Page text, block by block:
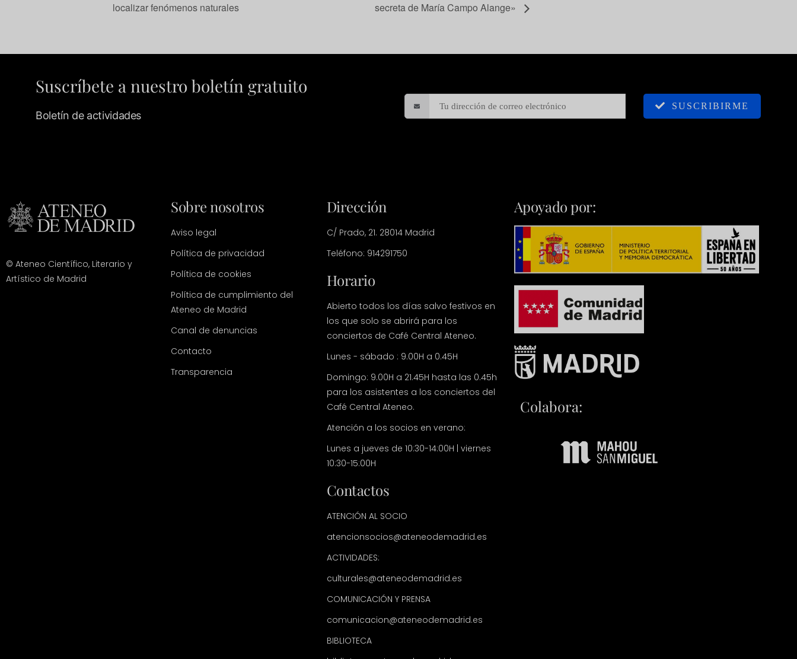
localizar fenómenos naturales
secreta de María Campo Alange»
Suscríbete a nuestro boletín gratuito
Boletín de actividades
SUSCRIBIRME
© Ateneo Científico, Literario y
Artístico de Madrid
Sobre nosotros
Aviso legal
Política de privacidad
Política de cookies
Política de cumplimiento del
Ateneo de Madrid
Canal de denuncias
Contacto
Transparencia
Dirección
C/ Prado, 21. 28014 Madrid
Teléfono: 914291750
Horario
Abierto todos los días salvo festivos en
los que solo se abrirá para los
conciertos de Café Central Ateneo.
Lunes - sábado : 9.00H a 0.45H
Domingo: 9.00H a 21.45H hasta las 0.45h
para los asistentes a los conciertos del
Café Central Ateneo.
Atención a los socios en verano:
Lunes a jueves de 10:30-14:00H | viernes
10:30-15:00H
Contactos
ATENCIÓN AL SOCIO
atencionsocios@ateneodemadrid.es
ACTIVIDADES:
culturales@ateneodemadrid.es
COMUNICACIÓN Y PRENSA
comunicacion@ateneodemadrid.es
BIBLIOTECA
Apoyado por:
Colabora: